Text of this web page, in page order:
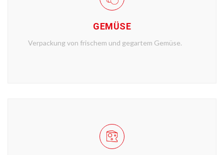
GEMÜSE
Verpackung von frischem und gegartem Gemüse.